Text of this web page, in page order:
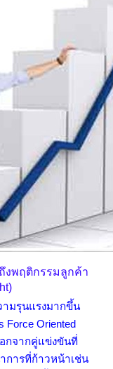
งพฤติกรรมลูกค้า
มรุนแรงมากขึ้น
Force Oriented
กจากคู่แข่งขันที่
การที่ก้าวหน้าเช่น